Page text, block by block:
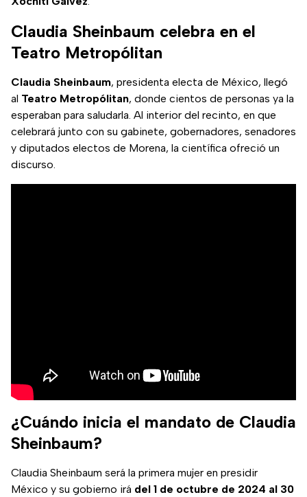
Claudia Sheinbaum celebra en el
Teatro Metropólitan
Claudia Sheinbaum, presidenta electa de México, llegó
al Teatro Metropólitan, donde cientos de personas ya la
esperaban para saludarla. Al interior del recinto, en que
celebrará junto con su gabinete, gobernadores, senadores
y diputados electos de Morena, la científica ofreció un
discurso.
¿Cuándo inicia el mandato de Claudia
Sheinbaum?
Claudia Sheinbaum será la primera mujer en presidir
México y su gobierno irá del 1 de octubre de 2024 al 30